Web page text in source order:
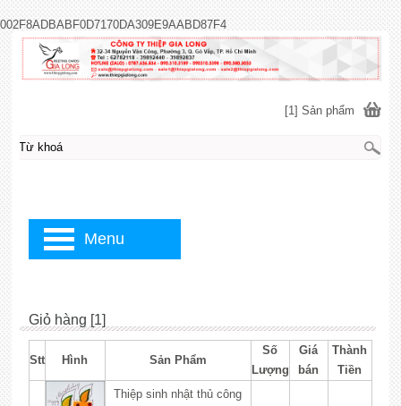
002F8ADBABF0D7170DA309E9AABD87F4
Giỏ hàng [1]
Stt Hình Sản Phẩm
Số
Lượng
Giá
bán
Thành
Tiền
Thiệp sinh nhật thủ công
[1] Sản phẩm
Menu